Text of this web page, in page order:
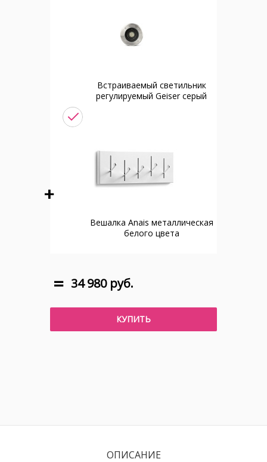
Встраиваемый светильник
регулируемый Geiser серый
Вешалка Anais металлическая
белого цвета
34 980 руб.
КУПИТЬ
ОПИСАНИЕ